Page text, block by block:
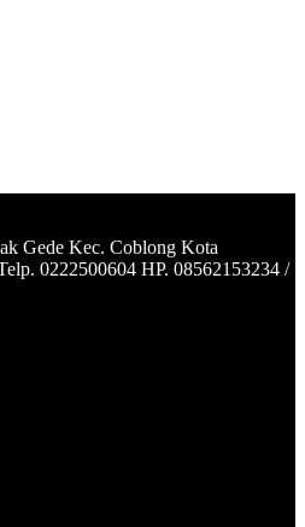
Gede Kec. Coblong Kota
0222500604 HP. 08562153234 /